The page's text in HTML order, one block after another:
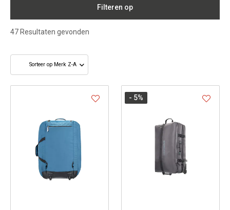
Filteren op
47 Resultaten gevonden
- 5%